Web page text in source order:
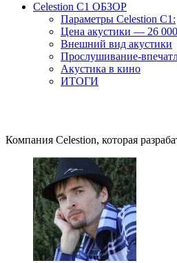
Celestion C1 ОБЗОР
Параметры Celestion C1:
Цена акустики — 26
Внешний вид акустики
Прослушивание-
Акустика в кино
ИТОГИ
Компания Celestion, которая